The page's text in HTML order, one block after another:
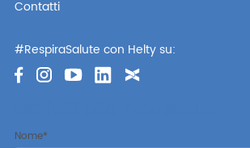
Contatti
#RespiraSalute con Helty su:
Nome*